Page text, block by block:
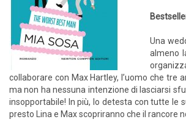
Una
almeno
collaborare con Max Hartley, l’uomo che
ma non ha nessuna intenzione di lasciarsi
insopportabile! In più, lo detesta con tutte le
presto Lina e Max scopriranno che il rancore